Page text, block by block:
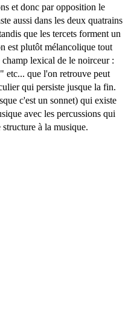
et donc par opposition le
aussi dans les deux quatrains
que les tercets forment un
est plutôt mélancolique tout
lexical de le noirceur :
que l'on retrouve peut
qui persiste jusque la fin.
c'est un sonnet) qui existe
avec les percussions qui
à la musique.